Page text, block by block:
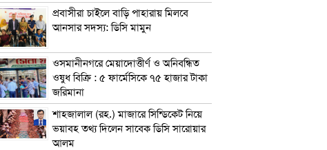
প্রবাসীরা চাইলে বাড়ি পাহারায় মিলবে
আনসার সদস্য: ডিসি মামুন
ওসমানীনগরে মেয়াদোত্তীর্ণ ও অনিবন্ধিত
ওষুধ বিক্রি : ৫ ফার্মেসিকে ৭৫ হাজার টাকা
জরিমানা
শাহজালাল (রহ.) মাজারে সিন্ডিকেট নিয়ে
ভয়াবহ তথ্য দিলেন সাবেক ডিসি সারোয়ার
আলম